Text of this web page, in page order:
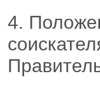
4.